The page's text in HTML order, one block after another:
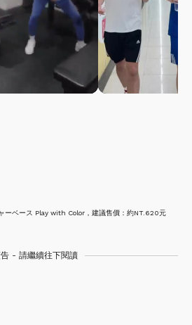
ーベース Play with Color，建議售價：約NT.620元
告 - 請繼續往下閱讀